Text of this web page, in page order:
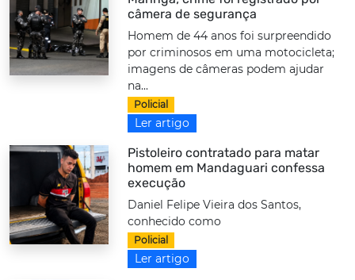
câmera de segurança
Homem de 44 anos foi surpreendido
por criminosos em uma motocicleta;
imagens de câmeras podem ajudar
na...
Policial
Ler artigo
Pistoleiro contratado para matar
homem em Mandaguari confessa
execução
Daniel Felipe Vieira dos Santos,
conhecido como
Policial
Ler artigo